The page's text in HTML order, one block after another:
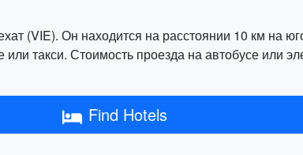
(VIE). Он находится на расстоянии 10 км на
такси. Стоимость проезда на автобусе или
Find Hotels